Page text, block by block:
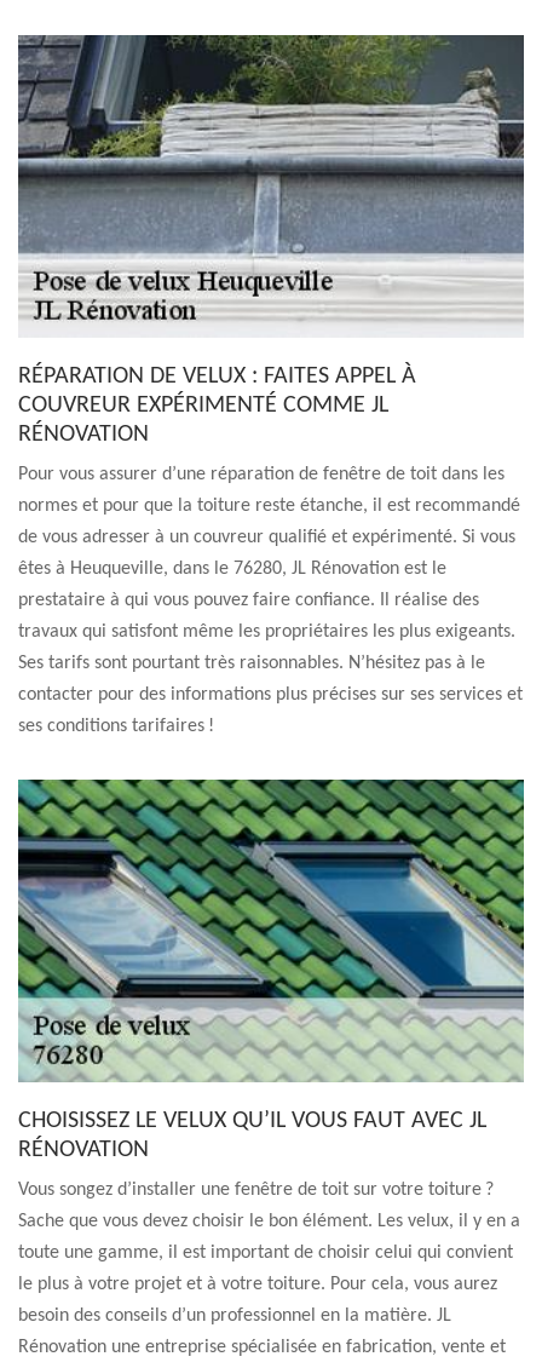
RÉPARATION DE VELUX : FAITES APPEL À
COUVREUR EXPÉRIMENTÉ COMME JL
RÉNOVATION
Pour vous assurer d’une réparation de fenêtre de toit dans les
normes et pour que la toiture reste étanche, il est recommandé
de vous adresser à un couvreur qualifié et expérimenté. Si vous
êtes à Heuqueville, dans le 76280, JL Rénovation est le
prestataire à qui vous pouvez faire confiance. Il réalise des
travaux qui satisfont même les propriétaires les plus exigeants.
Ses tarifs sont pourtant très raisonnables. N’hésitez pas à le
contacter pour des informations plus précises sur ses services et
ses conditions tarifaires !
CHOISISSEZ LE VELUX QU’IL VOUS FAUT AVEC JL
RÉNOVATION
Vous songez d’installer une fenêtre de toit sur votre toiture ?
Sache que vous devez choisir le bon élément. Les velux, il y en a
toute une gamme, il est important de choisir celui qui convient
le plus à votre projet et à votre toiture. Pour cela, vous aurez
besoin des conseils d’un professionnel en la matière. JL
Rénovation une entreprise spécialisée en fabrication, vente et